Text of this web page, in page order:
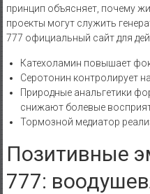
принцип объясняет, почему
проекты могут служить
777 официальный сайт для
Катехоламин повышает
Серотонин контролирует
Природные анальгетики
снижают болевые
Тормозной медиатор
Позитивные
777: